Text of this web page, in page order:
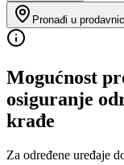
Pronađi u
Mogućnost
osiguranje
krađe
Za određene uređaje